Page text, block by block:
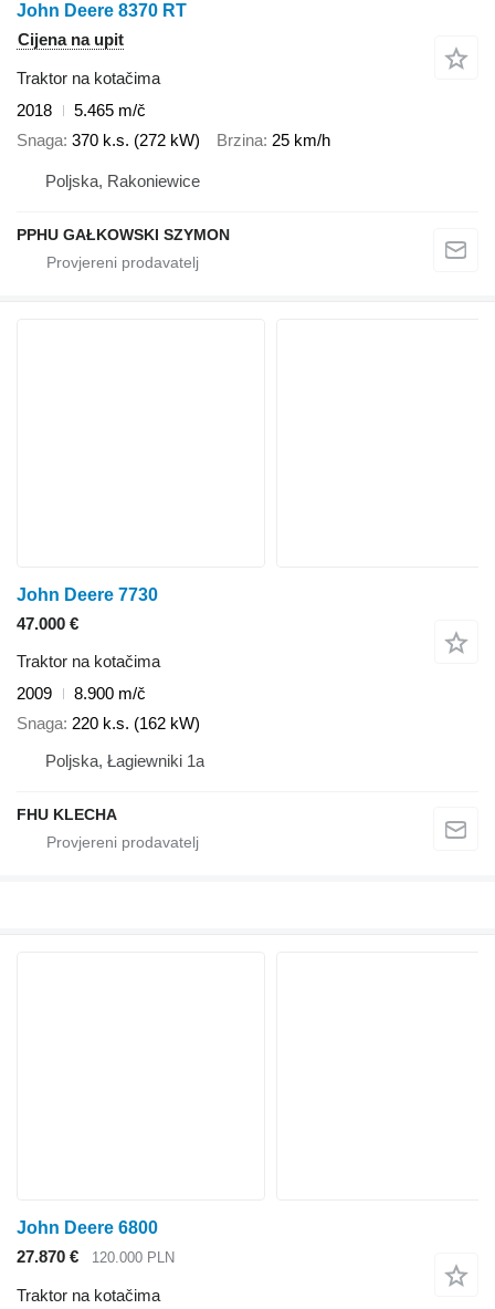
John Deere 8370 RT
Cijena na upit
Traktor na kotačima
2018
5.465 m/č
Snaga 370 k.s. (272 kW) Brzina 25 km/h
Poljska, Rakoniewice
PPHU GAŁKOWSKI SZYMON
John Deere 7730
47.000 €
Traktor na kotačima
2009
8.900 m/č
Snaga 220 k.s. (162 kW)
Poljska, Łagiewniki 1a
FHU KLECHA
John Deere 6800
27.870 €
120.000 PLN
Traktor na kotačima